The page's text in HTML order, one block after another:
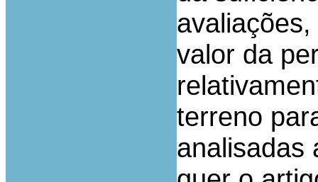
valor da
terreno
analisadas